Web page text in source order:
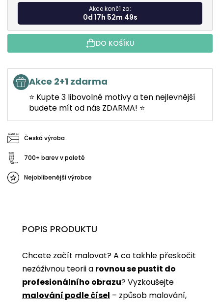
Akce končí za:
0d 17h 52m 48s
DO KOŠÍKU
Akce 2+1 zdarma
⭐ Kupte 3 libovolné motivy a ten nejlevnější
budete mít od nás ZDARMA! ⭐
Česká výroba
700+ barev v paletě
Nejoblíbenější výrobce
POPIS PRODUKTU
Chcete začít malovat? A co takhle přeskočit
nezáživnou teorii a rovnou se pustit do
profesionálního obrazu? Vyzkoušejte
malování podle čísel ­­– způsob malování,